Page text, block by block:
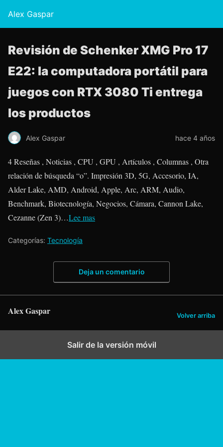
Alex Gaspar
Revisión de Schenker XMG Pro 17
E22: la computadora portátil para
juegos con RTX 3080 Ti entrega
los productos
Alex Gaspar hace 4 años
4 Reseñas , Noticias , CPU , GPU , Artículos , Columnas , Otra
relación de búsqueda “o”. Impresión 3D, 5G, Accesorio, IA,
Alder Lake, AMD, Android, Apple, Arc, ARM, Audio,
Benchmark, Biotecnología, Negocios, Cámara, Cannon Lake,
Cezanne (Zen 3)…Lee mas
Categorías: Tecnología
Deja un comentario
Alex Gaspar Volver arriba
Salir de la versión móvil